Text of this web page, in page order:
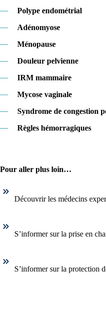
—
Polype endométrial
—
Adénomyose
—
Ménopause
—
Douleur pelvienne
—
IRM mammaire
—
Mycose vaginale
—
Syndrome de congestion
—
Règles hémorragiques
Pour aller plus loin…
Découvrir les médecins
S’informer sur la prise en
S’informer sur la protection